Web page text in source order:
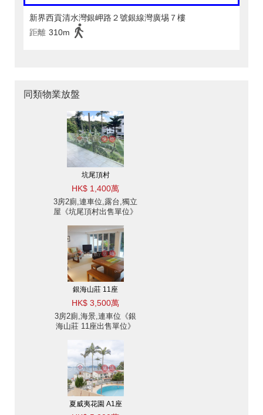
新界西貢清水灣銀岬路２號銀線灣廣埸７樓
距離 310m
同類物業放盤
坑尾頂村
HK$ 1,400萬
3房2廁,連車位,露台,獨立
屋《坑尾頂村出售單位》
銀海山莊 11座
HK$ 3,500萬
3房2廁,海景,連車位《銀
海山莊 11座出售單位》
夏威夷花園 A1座